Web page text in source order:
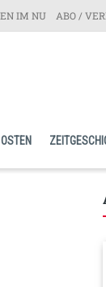
IM NU ABO /